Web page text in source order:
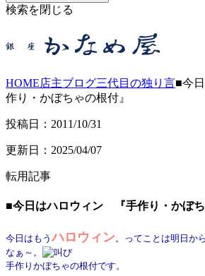
検索を閉じる
HOME店主ブログ三代目の独り言■今
作り・かぼちゃの根付』
投稿日：2011/10/31
更新日：2025/04/07
転用記事
■今日はハロウィン 『手作り・かぼち
今日はもうハロウィン。ってことは明日か
なぁ～。
手作りかぼちゃの根付です。